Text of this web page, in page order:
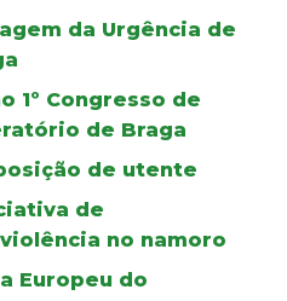
da Urgência de
1º Congresso de
de Braga
de utente
de
no namoro
Europeu do